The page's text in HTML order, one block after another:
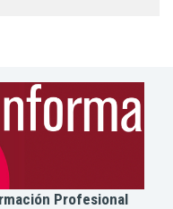
Profesional